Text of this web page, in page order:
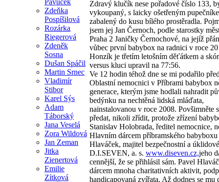
Zdeňka
Pospíšilová
Rozárka
Riegerová
Zdeněk
Sosna
Dušan Spáčil
Martin Srnec
Vladimír
Stibor
Karel Sýs
Adam
Táborský
Jana Veselá
Zora Wildová
Jan Zeman
Jitka
Zienertová
Emilie
Zítková
Zdravý klučík nese pořadové číslo 133,
vykoupaný, s laicky ošetřeným
zabalený do kusu bílého prostěradla.
jsem jej Jan Černoch, podle starostky
Praha 2 Janičky Černochové, na jejíž
vůbec první babybox na radnici v roce
Honzík je třetím letošním děťátkem a
versus kluci upravil na 77:56.
Ve 12 hodin téhož dne se mi podařilo
Oblastní nemocnici v Příbrami babybox
generace, kterým jsme hodlali nahradit
bedýnku na nechtěná lidská mláďata,
nainstalovanou v roce 2008. Povšimněte
předat, nikoli zřídit, protože zřízení
Stanislav Holobrada, ředitel nemocnice,
Hlavním dárcem příbramského babyboxu
Hlaváček, majitel bezpečnostní a
D.I.SEVEN, a. s. www.diseven.cz,jeho
cennější, že se přihlásil sám. Pavel
dárcem mnoha charitativních aktivit,
handicapovaná zvířata. Až dodnes se mu